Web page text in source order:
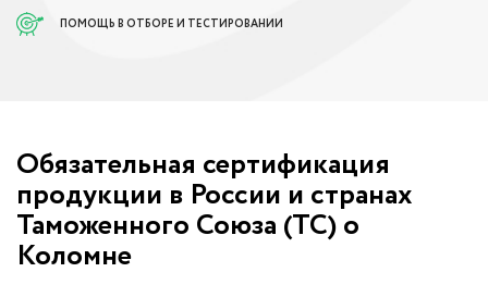
ПОМОЩЬ В ОТБОРЕ И ТЕСТИРОВАНИИ
Обязательная сертификация
продукции в России и странах
Таможенного Союза (ТС) о
Коломне